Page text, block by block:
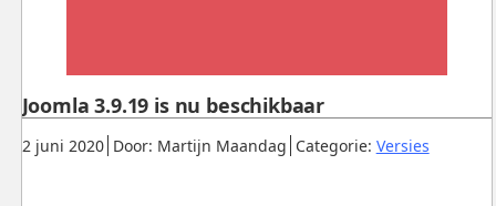
Gepubliceerd:
2 juni 2020. Door: Martijn Maandag. Categorie: Versies.
Joomla 3.9.19 is nu beschikbaar